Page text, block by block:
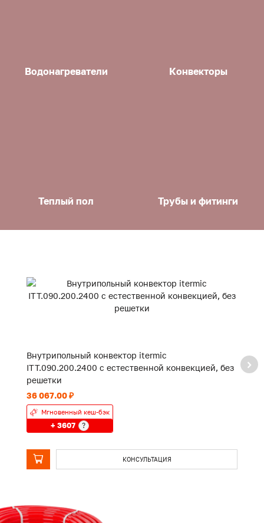
Водонагреватели Конвекторы
Теплый пол Трубы и фитинги
Внутрипольный конвектор itermic
ITT.090.200.2400 с естественной конвекцией, без
решетки
36 067.00 ₽
Мгновенный кеш-бэк
+ 3607 ?
КОНСУЛЬТАЦИЯ